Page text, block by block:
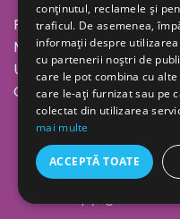
Povestea noastră
Minutul de inspirație
Unde ne găsești
Cariere
conținutul, reclamele și
traficul. De asemenea,
informații despre
cu partenerii noștri de
care le pot combina cu
care le-ați furnizat sau pe
colectat din utilizarea
mai multe
ACCEPTĂ TOATE